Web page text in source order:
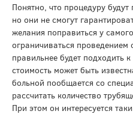
Понятно, что процедуру
но они не смогут
желания поправиться у
ограничиваться проведением
правильнее будет подходить
стоимость может быть
больной пообщается со
рассчитать количество
При этом он интересуется